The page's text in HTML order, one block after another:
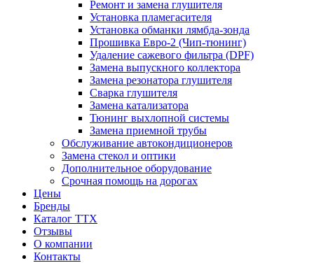
Ремонт и замена глушителя
Установка пламегасителя
Установка обманки лямбда-зонда
Прошивка Евро-2 (Чип-тюнинг)
Удаление сажевого фильтра (DPF)
Замена выпускного коллектора
Замена резонатора глушителя
Сварка глушителя
Замена катализатора
Тюнинг выхлопной системы
Замена приемной трубы
Обслуживание автокондиционеров
Замена стекол и оптики
Дополнительное оборудование
Срочная помощь на дорогах
Цены
Бренды
Каталог ТТХ
Отзывы
О компании
Контакты